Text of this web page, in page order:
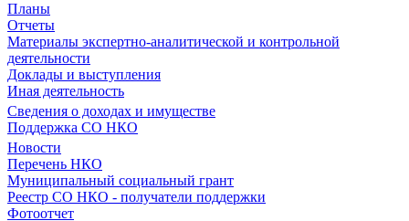
Планы
Отчеты
Материалы экспертно-аналитической и контрольной
деятельности
Доклады и выступления
Иная деятельность
Сведения о доходах и имуществе
Поддержка СО НКО
Новости
Перечень НКО
Муниципальный социальный грант
Реестр СО НКО - получатели поддержки
Фотоотчет